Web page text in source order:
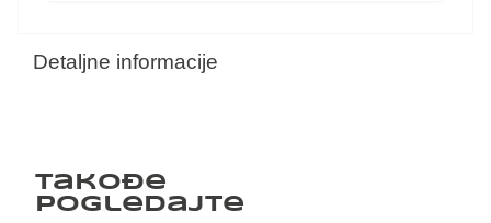
Detaljne informacije
Takođe
pogledajte